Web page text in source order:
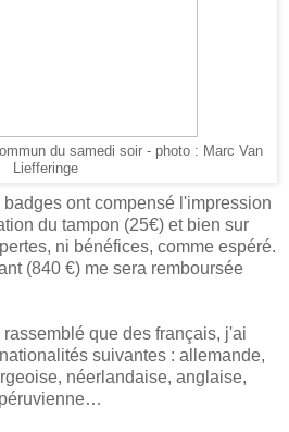
du samedi soir - photo : Marc Van
Liefferinge
ont compensé l'impression
du tampon (25€) et bien sur
ni bénéfices, comme espéré.
(840 €) me sera remboursée
que des français, j'ai
suivantes : allemande,
néerlandaise, anglaise,